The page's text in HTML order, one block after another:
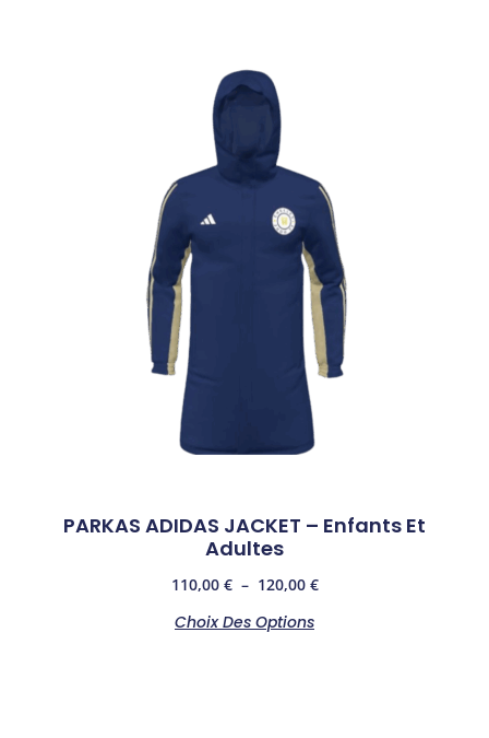
PARKAS ADIDAS JACKET – Enfants Et
Adultes
110,00 € – 120,00 €
Choix Des Options